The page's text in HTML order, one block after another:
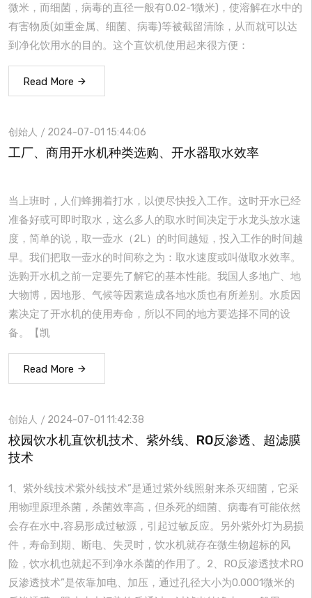
微米，而细菌，病毒的直径一般有0.02-1微米)，使溶解在水中的
有害物质(如重金属、细菌、病毒)等被截留清除，从而就可以达
到净化饮用水的目的。这个直饮机使用起来很方便：
Read More
创始人 2024-07-01 15:44:06
工厂、商用开水机种类选购、开水器取水效率
当上班时，人们蜂拥着打水，以便尽快投入工作。这时开水已经
准备好或可即时取水，这么多人的取水时间决定于水龙头放水速
度，简单的说，取一壶水（2L）的时间越短，投入工作的时间越
早。我们把取一壶水的时间称之为：取水速度或叫做取水效率。
选购开水机之前一定要先了解它的基本性能。我国人多地广、地
大物博，因地形、气候等因素造成各地水质也有所差别。水质因
素决定了开水机的使用寿命，所以不同的地方要选择不同的设
备。【凯
Read More
创始人 2024-07-01 11:42:38
校园饮水机直饮机技术、紫外线、RO反渗透、超滤膜
技术
1、紫外线技术紫外线技术”是通过紫外线照射来杀灭细菌，它采
用物理原理杀菌，杀菌效率高，但杀死的细菌、病毒有可能依然
会存在水中,容易形成过敏源，引起过敏反应。另外紫外灯为易损
件，寿命到期、断电、失灵时，饮水机就存在微生物超标的风
险，饮水机也就起不到净水杀菌的作用了。2、RO反渗透技术RO
反渗透技术”是依靠加电、加压，通过孔径大小为0.0001微米的